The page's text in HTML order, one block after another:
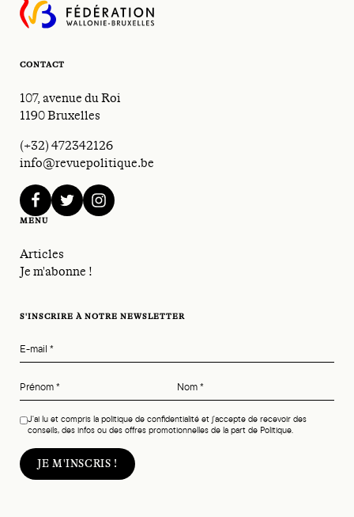
CONTACT
107, avenue du Roi
1190 Bruxelles
(+32) 472342126
info@revuepolitique.be
facebooktwitterinstagram
MENU
Articles
Je m'abonne !
S'INSCRIRE À NOTRE NEWSLETTER
E-mail *
Prénom* Nom*
J'ai lu et compris la politique de confidentialité et j'accepte de recevoir des
conseils, des infos ou des offres promotionnelles de la part de Politique.